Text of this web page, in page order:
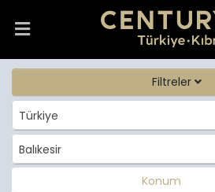
Filtreler
Türkiye
Balıkesir
Konum